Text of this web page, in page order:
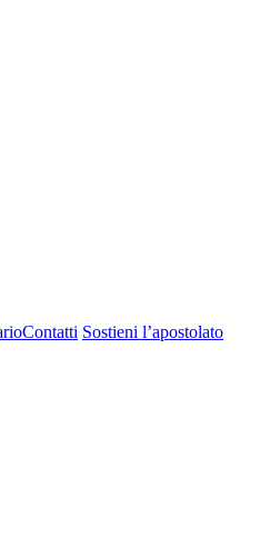
Contatti Sostieni l’apostolato